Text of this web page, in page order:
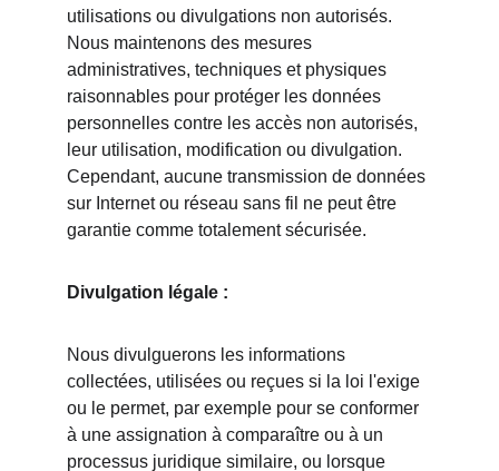
utilisations ou divulgations non autorisés.
Nous maintenons des mesures
administratives, techniques et physiques
raisonnables pour protéger les données
personnelles contre les accès non autorisés,
leur utilisation, modification ou divulgation.
Cependant, aucune transmission de données
sur Internet ou réseau sans fil ne peut être
garantie comme totalement sécurisée.
Divulgation légale :
Nous divulguerons les informations
collectées, utilisées ou reçues si la loi l'exige
ou le permet, par exemple pour se conformer
à une assignation à comparaître ou à un
processus juridique similaire, ou lorsque